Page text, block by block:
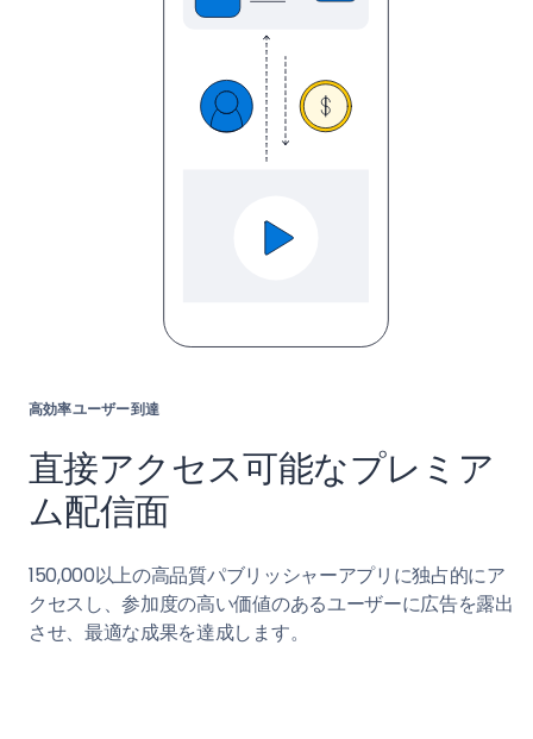
高効率ユーザー到達
直接アクセス可能なプレミア
ム配信面
150,000以上の高品質パブリッシャーアプリに独占的にア
クセスし、参加度の高い価値のあるユーザーに広告を露出
させ、最適な成果を達成します。